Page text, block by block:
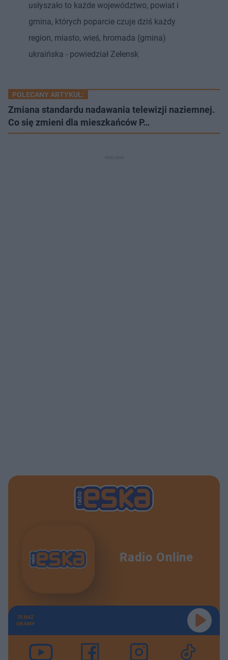
usłyszało to każde województwo, powiat i
gmina, których poparcie czuje dziś każdy
region, miasto, wieś, hromada (gmina)
ukraińska - powiedział Zełensk
POLECANY ARTYKUŁ:
Zmiana standardu nadawania telewizji naziemnej.
Co się zmieni dla mieszkańców P…
Radio Online
TERAZ
GRAMY